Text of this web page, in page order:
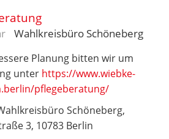
Wahlkreisbüro Schöneberg
Planung bitten wir um
unter https://www.wiebke-
pflegeberatung/
Schöneberg,
3, 10783 Berlin